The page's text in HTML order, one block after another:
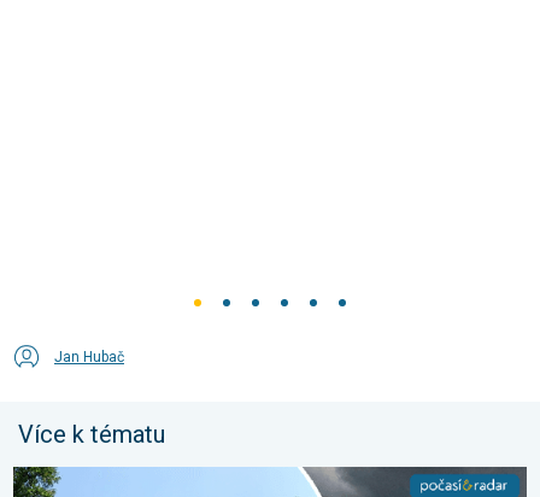
Jan Hubač
Více k tématu
Novoborsko zpustošil downburst. Poničené střechy. . . středa